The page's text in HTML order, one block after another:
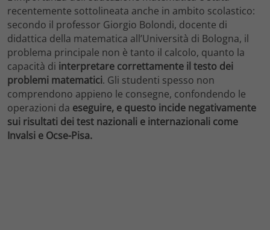
recentemente sottolineata anche in ambito scolastico:
secondo il professor Giorgio Bolondi, docente di
didattica della matematica all’Università di Bologna, il
problema principale non è tanto il calcolo, quanto la
capacità di interpretare correttamente il testo dei
problemi matematici. Gli studenti spesso non
comprendono appieno le consegne, confondendo le
operazioni da eseguire, e questo incide negativamente
sui risultati dei test nazionali e internazionali come
Invalsi e Ocse-Pisa.